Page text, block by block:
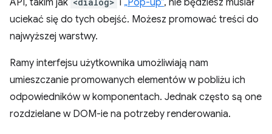
API, takim jak
i „Pop-up”, nie będziesz musiał
uciekać się do tych obejść. Możesz promować treści do
najwyższej warstwy.
Ramy interfejsu użytkownika umożliwiają nam
umieszczanie promowanych elementów w pobliżu ich
odpowiedników w komponentach. Jednak często są one
rozdzielane w DOM-ie na potrzeby renderowania.